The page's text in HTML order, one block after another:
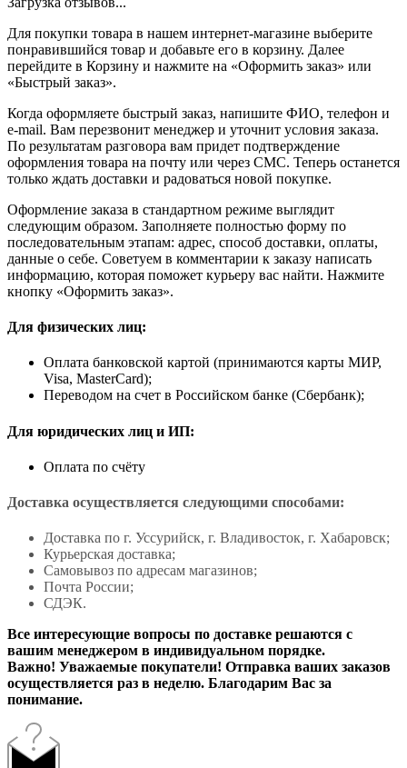
Для покупки товара в нашем интернет-магазине выберите
понравившийся товар и добавьте его в корзину. Далее
перейдите в Корзину и нажмите на «Оформить заказ» или
«Быстрый заказ».
Когда оформляете быстрый заказ, напишите ФИО, телефон и
e-mail. Вам перезвонит менеджер и уточнит условия заказа.
По результатам разговора вам придет подтверждение
оформления товара на почту или через СМС. Теперь останется
только ждать доставки и радоваться новой покупке.
Оформление заказа в стандартном режиме выглядит
следующим образом. Заполняете полностью форму по
последовательным этапам: адрес, способ доставки, оплаты,
данные о себе. Советуем в комментарии к заказу написать
информацию, которая поможет курьеру вас найти. Нажмите
кнопку «Оформить заказ».
Для физических лиц:
Оплата банковской картой (принимаются карты МИР,
Visa, MasterCard);
Переводом на счет в Российском банке (Сбербанк);
Для юридических лиц и ИП:
Оплата по счёту
Доставка осуществляется следующими способами:
Доставка по г. Уссурийск, г. Владивосток, г. Хабаровск;
Курьерская доставка;
Самовывоз по адресам магазинов;
Почта России;
СДЭК.
Все интересующие вопросы по доставке решаются с
вашим менеджером в индивидуальном порядке.
Важно! Уважаемые покупатели! Отправка ваших заказов
осуществляется раз в неделю. Благодарим Вас за
понимание.